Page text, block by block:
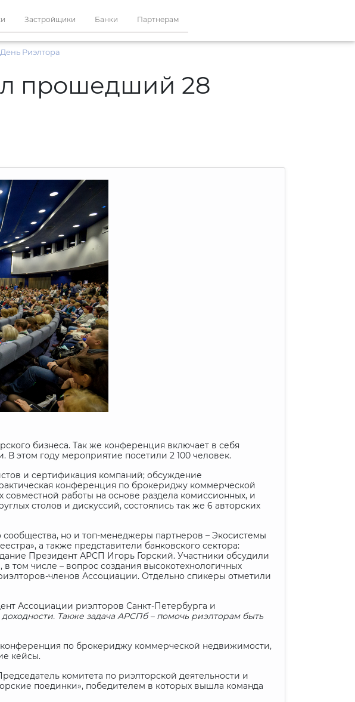
Застройщики Банки Партнерам
Риэлтора
прошедший 28
бизнеса. Так же конференция включает в себя
этом году мероприятие посетили 2 100 человек.
и сертификация компаний; обсуждение
конференция по брокериджу коммерческой
работы на основе раздела комиссионных, и
столов и дискуссий, состоялись так же 6 авторских
но и топ-менеджеры партнеров – Экосистемы
а также представители банковского сектора:
Президент АРСП Игорь Горский. Участники обсудили
том числе – вопрос создания высокотехнологичных
членов Ассоциации. Отдельно спикеры отметили
Ассоциации риэлторов Санкт-Петербурга и
Также задача АРСПб – помочь риэлторам быть
по брокериджу коммерческой недвижимости,
кейсы.
комитета по риэлторской деятельности и
поединки», победителем в которых вышла команда